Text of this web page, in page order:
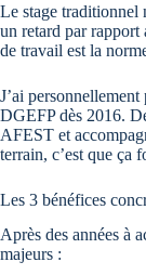
Le stage traditionnel
un retard par
de travail est la
J’ai
DGEFP dès 2016.
AFEST et
terrain, c’est que ça
Les 3 bénéfices
Après des années à
majeurs :